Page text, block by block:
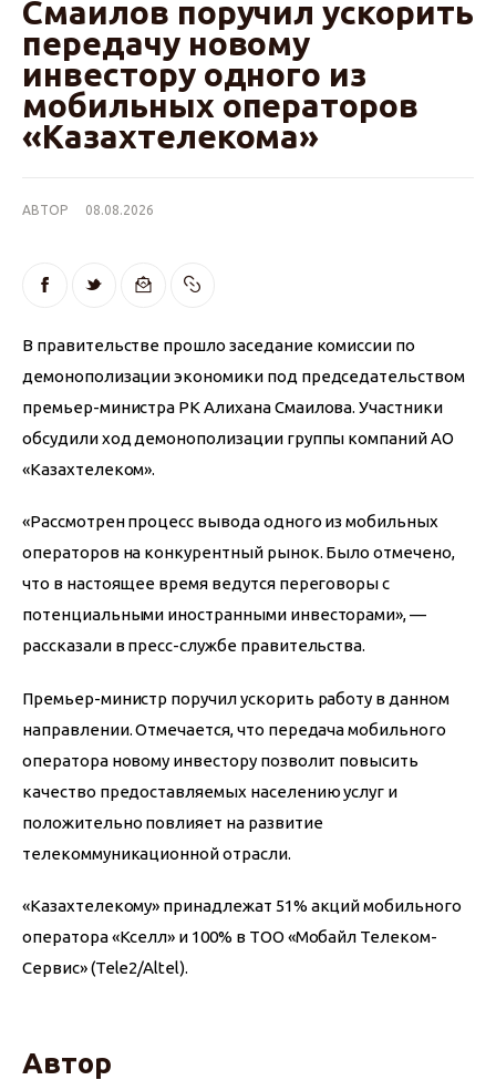
Смаилов поручил ускорить
передачу новому
инвестору одного из
мобильных операторов
«Казахтелекома»
АВТОР 08.08.2026
В правительстве прошло заседание комиссии по
демонополизации экономики под председательством
премьер-министра РК Алихана Смаилова. Участники
обсудили ход демонополизации группы компаний АО
«Казахтелеком».
«Рассмотрен процесс вывода одного из мобильных
операторов на конкурентный рынок. Было отмечено,
что в настоящее время ведутся переговоры с
потенциальными иностранными инвесторами», —
рассказали в пресс-службе правительства.
Премьер-министр поручил ускорить работу в данном
направлении. Отмечается, что передача мобильного
оператора новому инвестору позволит повысить
качество предоставляемых населению услуг и
положительно повлияет на развитие
телекоммуникационной отрасли.
«Казахтелекому» принадлежат 51% акций мобильного
оператора «Кселл» и 100% в ТОО «Мобайл Телеком-
Сервис» (Tele2/Altel).
Автор